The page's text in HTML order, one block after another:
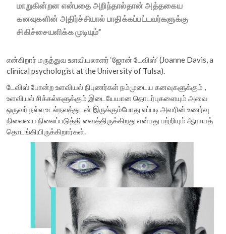
மாறுகின்றன என்பதை அறிந்தால்தான் அத்தகைய
கனவுகளின் அதிர்ச்சியால் பாதிக்கப்பட்டவர்களுக்கு
சிகிச்சையளிக்க முடியும்”
என்கிறார் மருத்துவ உளவியலாளர் ‘ஜோன் டேவிஸ்’ (Joanne Davis, a
clinical psychologist at the University of Tulsa).
டேவிஸ் போன்ற உளவியல் நிபுணர்கள் நம்முடைய கனவுகளுக்கும் ,
உளவியல் சிக்கல்களுக்கும் இடையேயான தொடர்புகளையும் அவை
ஒருவர் நல்ல உடல்நலத்துடன் இருக்கும்போது எப்படி அவரின் உணர்வு
நிலையை நிலைப்படுத்தி வைத்திருக்கிறது என்பது பற்றியும் ஆராயத்
தொடங்கியிருக்கிறார்கள்.